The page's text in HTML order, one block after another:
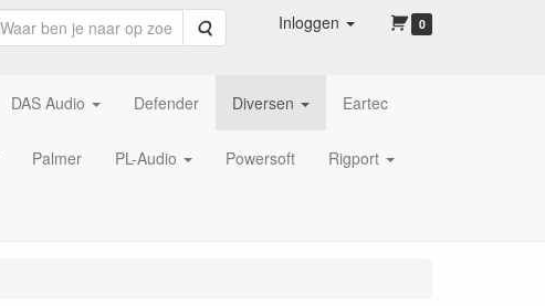
Zoeken Inloggen 0
DAS Audio Defender Diversen Eartec
Palmer PL-Audio Powersoft Rigport